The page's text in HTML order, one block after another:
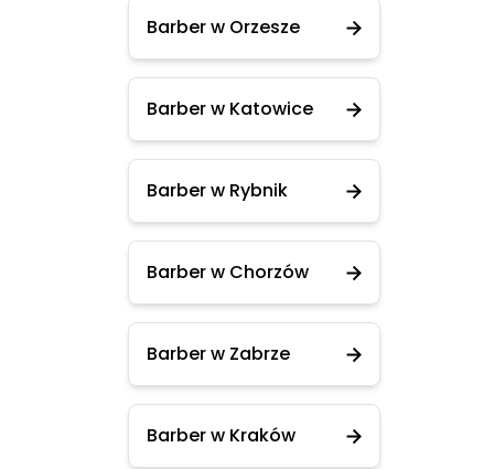
Barber w Orzesze
Barber w Katowice
Barber w Rybnik
Barber w Chorzów
Barber w Zabrze
Barber w Kraków